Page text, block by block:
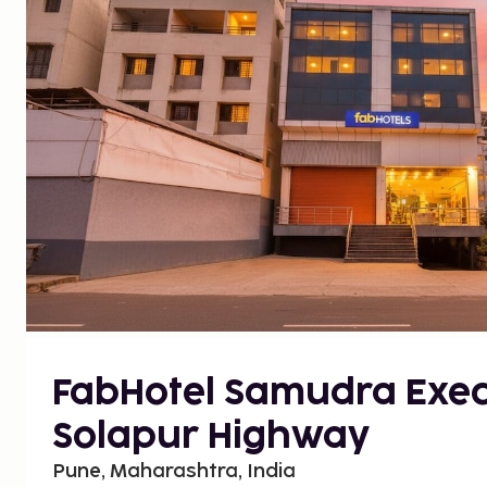
FabHotel Samudra
Solapur Highway
Pune, Maharashtra, India